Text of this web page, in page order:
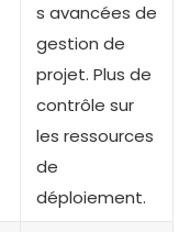
s avancées de
gestion de
projet. Plus de
contrôle sur
les ressources
de
déploiement.